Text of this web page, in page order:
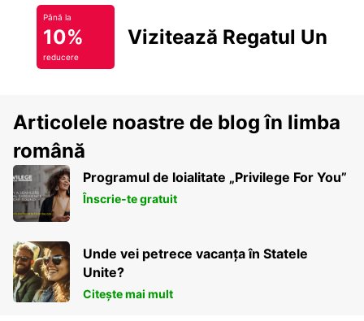
Până la
10%
reducere
Vizitează Regatul Unit
Articolele noastre de blog în limba
română
Programul de loialitate „Privilege For You”
Înscrie-te gratuit
Unde vei petrece vacanța în Statele
Unite?
Citește mai mult